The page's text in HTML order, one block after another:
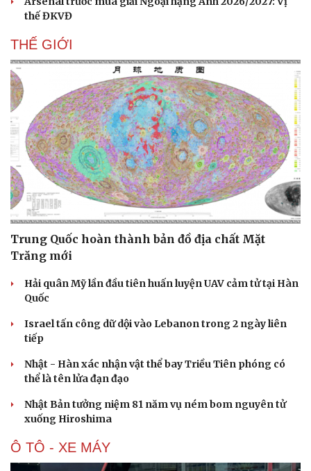
Sân khấu - Điện ảnh
Văn học
Âm nhạc
Di sản
Nghệ sĩ
Thời trang
Sao Việt
thế ĐKVĐ
THẾ GIỚI
Trung Quốc hoàn thành bản đồ địa chất Mặt
Trăng mới
Hải quân Mỹ lần đầu tiên huấn luyện UAV cảm tử tại Hàn
Quốc
Israel tấn công dữ dội vào Lebanon trong 2 ngày liên
tiếp
Nhật - Hàn xác nhận vật thể bay Triều Tiên phóng có
thể là tên lửa đạn đạo
Nhật Bản tưởng niệm 81 năm vụ ném bom nguyên tử
xuống Hiroshima
Ô TÔ - XE MÁY